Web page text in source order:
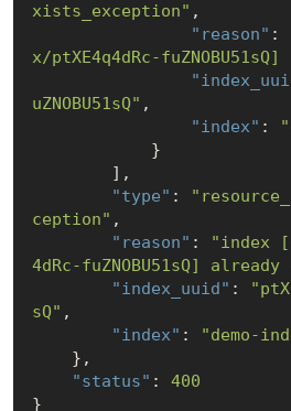
xists_exception" ,
"reason" :
x/ptXE4q4dRc-
uZNOBU51sQ" ,
"index" :
"type" :
ception" ,
"reason" :
"index
4dRc-fuZNOBU51sQ]
"index_uuid" :
sQ" ,
"index" :
"demo-
"status" : 400